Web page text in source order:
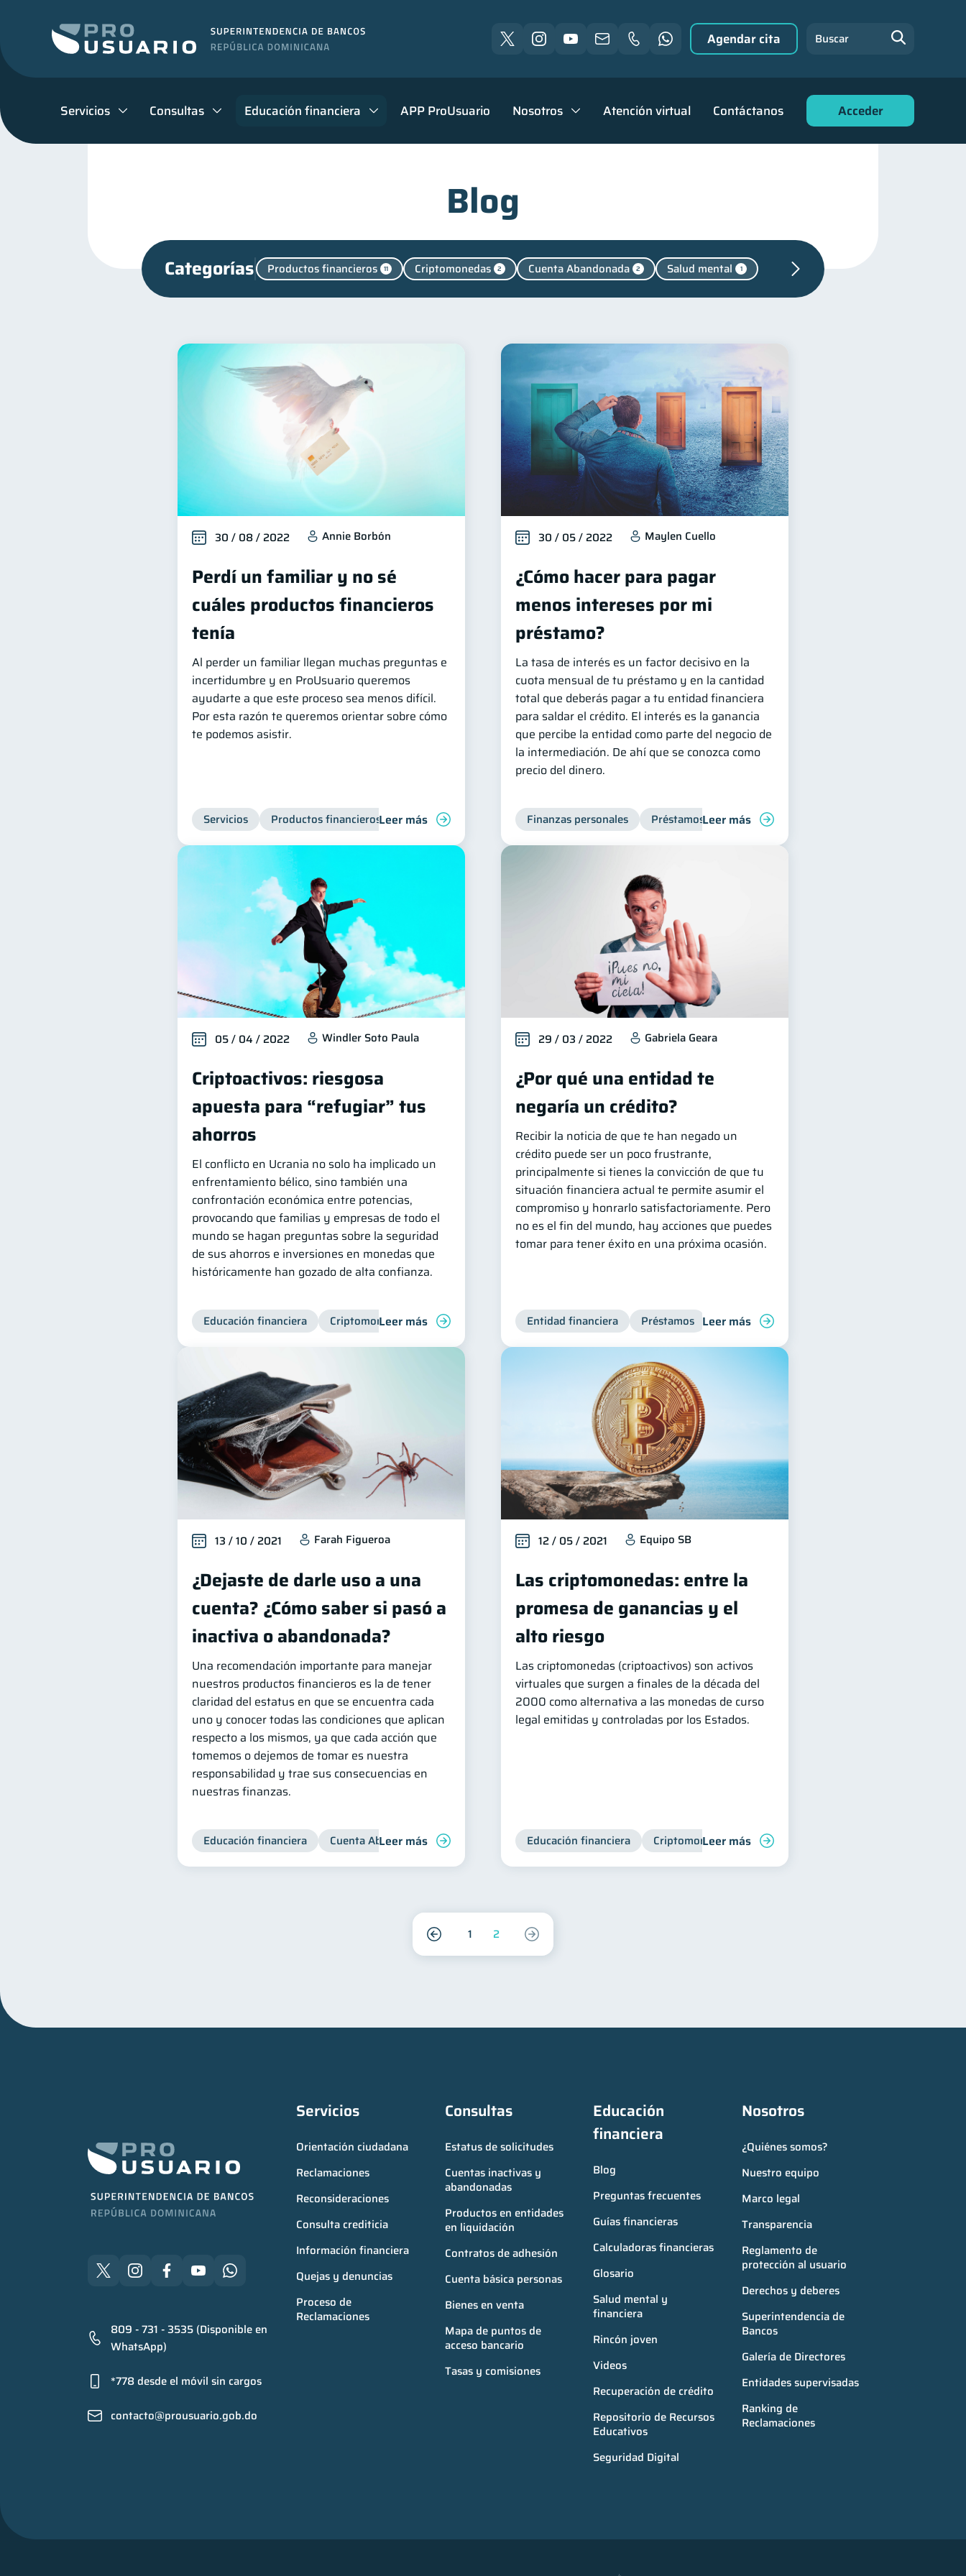
Servicios Consultas Educación financiera APP ProUsuario Nosotros Atención virtual Contáctanos Acceder
Agendar cita Buscar
Blog
Categorías Productos financieros 11 Criptomonedas 2 Cuenta Abandonada 2 Salud mental 1
Organización Financiera Préstamos
Tarjeta de crédito Historial crediticio Servicios Derechos & Deberes 4
Superintendencia de Bancos Cuenta Inactiva 1 Finanzas Personales
Educación Financiera Mipymes 1 Información financiera 1
inversiones ahorro 1 Doble sueldo Gasto responsable información financiera 1
30 / 08 / 2022 Annie Borbón
Perdí un familiar y no sé
cuáles productos financieros
tenía
Al perder un familiar llegan muchas preguntas e
incertidumbre y en ProUsuario queremos
ayudarte a que este proceso sea menos difícil.
Por esta razón te queremos orientar sobre cómo
te podemos asistir.
Servicios Productos financieros Inclusión financiera Finanzas para jóvenes Manejo de deudas Finanzas familiares
Leer más
30 / 05 / 2022 Maylen Cuello
¿Cómo hacer para pagar
menos intereses por mi
préstamo?
La tasa de interés es un factor decisivo en la
cuota mensual de tu préstamo y en la cantidad
total que deberás pagar a tu entidad financiera
para saldar el crédito. El interés es la ganancia
que percibe la entidad como parte del negocio de
la intermediación. De ahí que se conozca como
precio del dinero.
Finanzas personales Préstamos Productos financieros
Leer más
05 / 04 / 2022 Windler Soto Paula
Criptoactivos: riesgosa
apuesta para “refugiar” tus
ahorros
El conflicto en Ucrania no solo ha implicado un
enfrentamiento bélico, sino también una
confrontación económica entre potencias,
provocando que familias y empresas de todo el
mundo se hagan preguntas sobre la seguridad
de sus ahorros e inversiones en monedas que
históricamente han gozado de alta confianza.
Educación financiera CriptomonedasLeer más
29 / 03 / 2022 Gabriela Geara
¿Por qué una entidad te
negaría un crédito?
Recibir la noticia de que te han negado un
crédito puede ser un poco frustrante,
principalmente si tienes la convicción de que tu
situación financiera actual te permite asumir el
compromiso y honrarlo satisfactoriamente. Pero
no es el fin del mundo, hay acciones que puedes
tomar para tener éxito en una próxima ocasión.
Entidad financiera Préstamos Productos financieros
Leer más
13 / 10 / 2021 Farah Figueroa
¿Dejaste de darle uso a una
cuenta? ¿Cómo saber si pasó a
inactiva o abandonada?
Una recomendación importante para manejar
nuestros productos financieros es la de tener
claridad del estatus en que se encuentra cada
uno y conocer todas las condiciones que aplican
respecto a los mismos, ya que cada acción que
tomemos o dejemos de tomar es nuestra
responsabilidad y trae sus consecuencias en
nuestras finanzas.
Educación financiera Cuenta Abandonada Cuenta Inactiva Inclusión financiera Finanzas para jóvenes
Leer más
12 / 05 / 2021 Equipo SB
Las criptomonedas: entre la
promesa de ganancias y el
alto riesgo
Las criptomonedas (criptoactivos) son activos
virtuales que surgen a finales de la década del
2000 como alternativa a las monedas de curso
legal emitidas y controladas por los Estados.
Educación financiera CriptomonedasLeer más
1 2
809 - 731 - 3535 (Disponible en
WhatsApp)
*778 desde el móvil sin cargos
contacto@prousuario.gob.do
Servicios
Orientación ciudadana
Reclamaciones
Reconsideraciones
Consulta crediticia
Información financiera
Quejas y denuncias
Proceso de
Reclamaciones
Consultas
Estatus de solicitudes
Cuentas inactivas y
abandonadas
Productos en entidades
en liquidación
Contratos de adhesión
Cuenta básica personas
Bienes en venta
Mapa de puntos de
acceso bancario
Tasas y comisiones
Educación
financiera
Blog
Preguntas frecuentes
Guías financieras
Calculadoras financieras
Glosario
Salud mental y
financiera
Rincón joven
Videos
Recuperación de crédito
Repositorio de Recursos
Educativos
Seguridad Digital
Nosotros
¿Quiénes somos?
Nuestro equipo
Marco legal
Transparencia
Reglamento de
protección al usuario
Derechos y deberes
Superintendencia de
Bancos
Galería de Directores
Entidades supervisadas
Ranking de
Reclamaciones